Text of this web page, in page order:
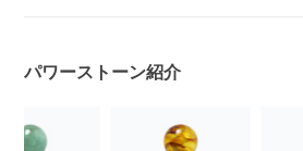
パワーストーン紹介